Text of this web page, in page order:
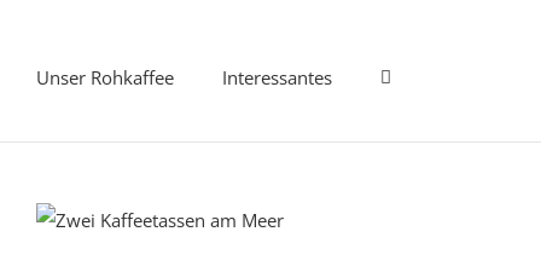
Unser Rohkaffee Interessantes
Zeige